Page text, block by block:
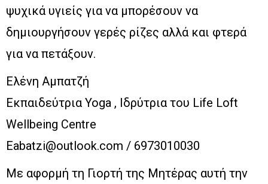
ψυχικά υγιείς για να μπορέσουν να
δημιουργήσουν γερές ρίζες αλλά και φτερά
για να πετάξουν.
Ελένη Αμπατζή
Εκπαιδεύτρια Yoga , Ιδρύτρια του Life Loft
Wellbeing Centre
Eabatzi@outlook.com / 6973010030
Με αφορμή τη Γιορτή της Μητέρας αυτή την